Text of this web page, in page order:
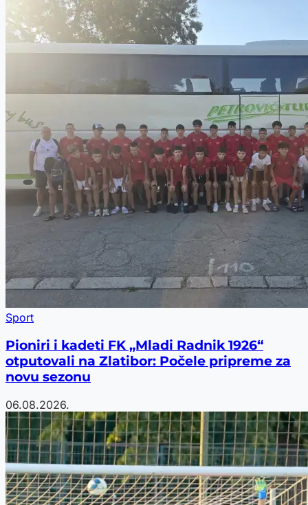
Sport
Pioniri i kadeti FK „Mladi Radnik 1926“
otputovali na Zlatibor: Počele pripreme za
novu sezonu
06.08.2026.